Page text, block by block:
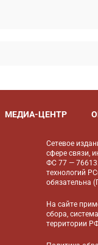
МЕДИА-ЦЕНТР
Сетевое
сфере связи,
ФС 77 —
технологий
обязательна (
На сайте
сбора,
территории